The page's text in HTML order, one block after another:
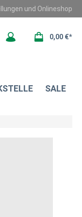
und Onlineshop
0,00 €*
SALE